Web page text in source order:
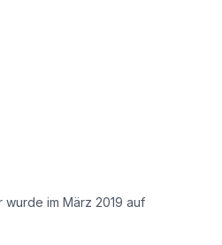
im März 2019 auf